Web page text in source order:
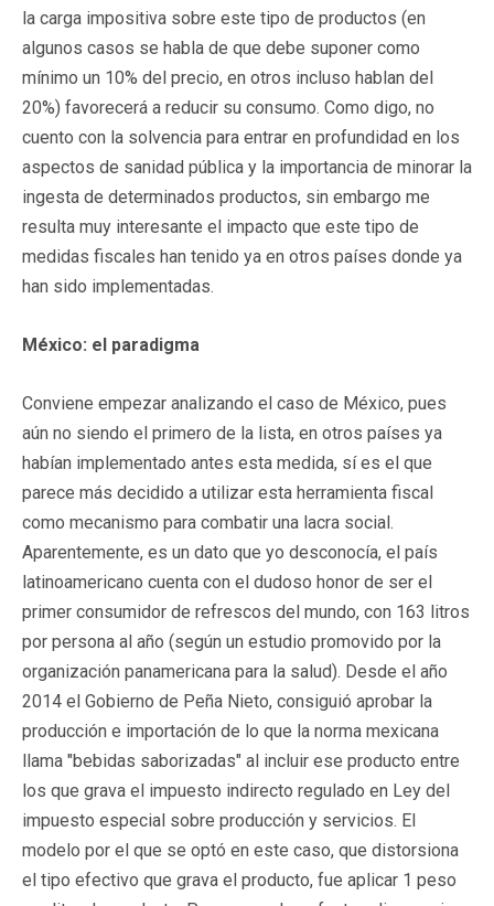
la carga impositiva sobre este tipo de productos (en
algunos casos se habla de que debe suponer como
mínimo un 10% del precio, en otros incluso hablan del
20%) favorecerá a reducir su consumo. Como digo, no
cuento con la solvencia para entrar en profundidad en los
aspectos de sanidad pública y la importancia de minorar la
ingesta de determinados productos, sin embargo me
resulta muy interesante el impacto que este tipo de
medidas fiscales han tenido ya en otros países donde ya
han sido implementadas.
México: el paradigma
Conviene empezar analizando el caso de México, pues
aún no siendo el primero de la lista, en otros países ya
habían implementado antes esta medida, sí es el que
parece más decidido a utilizar esta herramienta fiscal
como mecanismo para combatir una lacra social.
Aparentemente, es un dato que yo desconocía, el país
latinoamericano cuenta con el dudoso honor de ser el
primer consumidor de refrescos del mundo, con 163 litros
por persona al año (según un estudio promovido por la
organización panamericana para la salud). Desde el año
2014 el Gobierno de Peña Nieto, consiguió aprobar la
producción e importación de lo que la norma mexicana
llama "bebidas saborizadas" al incluir ese producto entre
los que grava el impuesto indirecto regulado en Ley del
impuesto especial sobre producción y servicios. El
modelo por el que se optó en este caso, que distorsiona
el tipo efectivo que grava el producto, fue aplicar 1 peso